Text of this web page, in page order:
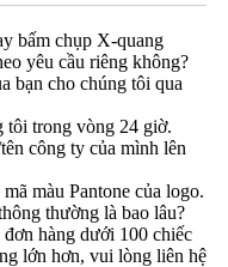
bấm chụp X-quang
yêu cầu riêng không?
bạn cho chúng tôi qua
tôi trong vòng 24 giờ.
công ty của mình lên
màu Pantone của logo.
thường là bao lâu?
hàng dưới 100 chiếc
lớn hơn, vui lòng liên hệ